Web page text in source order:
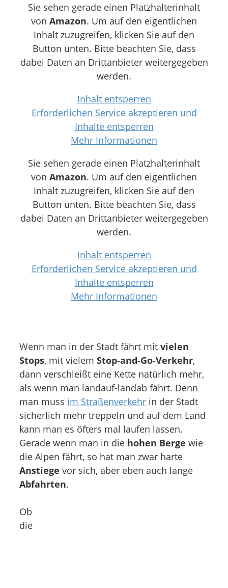
Sie sehen gerade einen Platzhalterinhalt
von Amazon. Um auf den eigentlichen
Inhalt zuzugreifen, klicken Sie auf den
Button unten. Bitte beachten Sie, dass
dabei Daten an Drittanbieter weitergegeben
werden.
Inhalt entsperren
Erforderlichen Service akzeptieren und
Inhalte entsperren
Mehr Informationen
Sie sehen gerade einen Platzhalterinhalt
von Amazon. Um auf den eigentlichen
Inhalt zuzugreifen, klicken Sie auf den
Button unten. Bitte beachten Sie, dass
dabei Daten an Drittanbieter weitergegeben
werden.
Inhalt entsperren
Erforderlichen Service akzeptieren und
Inhalte entsperren
Mehr Informationen
Wenn man in der Stadt fährt mit vielen
Stops, mit vielem Stop-and-Go-Verkehr,
dann verschleißt eine Kette natürlich mehr,
als wenn man landauf-landab fährt. Denn
man muss im Straßenverkehr in der Stadt
sicherlich mehr treppeln und auf dem Land
kann man es öfters mal laufen lassen.
Gerade wenn man in die hohen Berge wie
die Alpen fährt, so hat man zwar harte
Anstiege vor sich, aber eben auch lange
Abfahrten.
Ob
die